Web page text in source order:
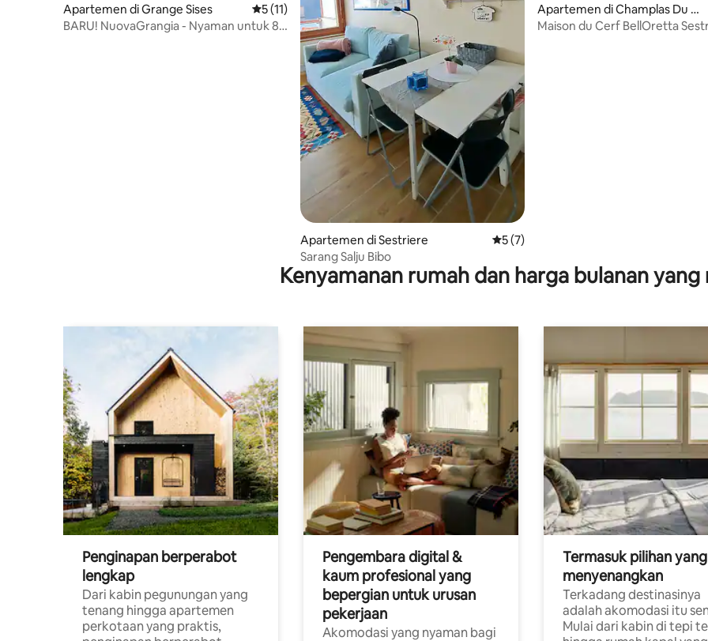
Apartemen di Grange Sises Nilai rata-rata 5 dari 5, 11 ulasan
5 (11)
BARU! NuovaGrangia - Nyaman untuk 8
Apartemen di Sestriere Nilai rata-rata 5 dari 5, 7 ulasan
5 (7)
Sarang Salju Bibo
Apartemen di Champlas Du C
ol
Maison du Cerf BellOretta
Kenyamanan rumah dan harga bulanan
Penginapan berperabot
lengkap
Dari kabin pegunungan yang
tenang hingga apartemen
perkotaan yang praktis,
Pengembara digital &
kaum profesional yang
bepergian untuk urusan
pekerjaan
Akomodasi yang nyaman bagi
Termasuk pilihan yang
menyenangkan
Terkadang destinasinya
adalah akomodasi itu
Mulai dari kabin di tepi